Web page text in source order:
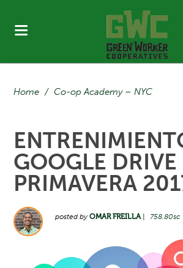
Home / Co-op Academy – NYC
GOOGLE DRIVE
PRIMAVERA
posted byOMAR FREILLA| 758.80sc